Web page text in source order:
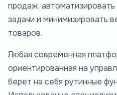
продаж,
задачи и минимизировать
товаров.
Любая современная
ориентированная на
берет на себя рутинные